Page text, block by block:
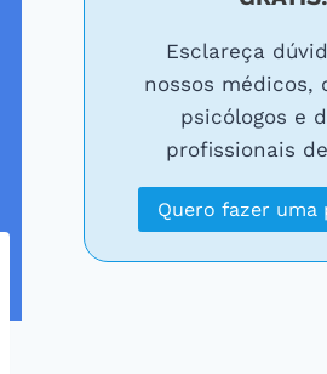
Esclareça
nossos médicos,
psicólogos e
profissionais
Quero fazer uma